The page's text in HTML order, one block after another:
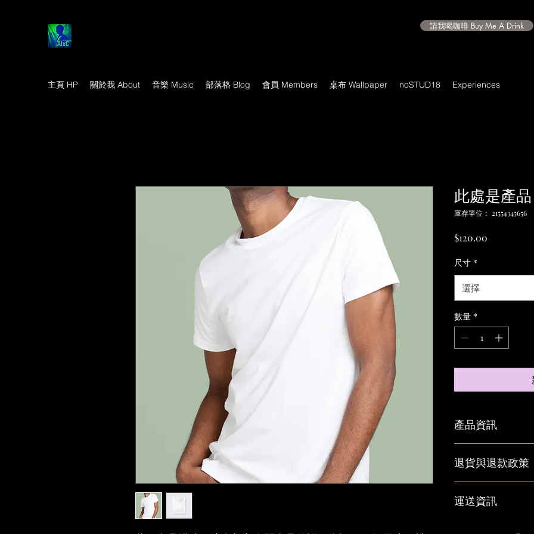
請我喝咖啡 Buy Me A Drink
主頁 HP 關於我 About 音樂 Music 部落格 Blog 會員 Members 桌布 Wallpaper noSTUD18 Experiences
此處是產品
庫存單位： 21554345656
$120.00
尺寸 *
選擇
數量 *
產品資訊
寸、材料、保固和清
客有信心和决心購買
退貨與退款政策
產品。撰寫政策時，
運送資訊